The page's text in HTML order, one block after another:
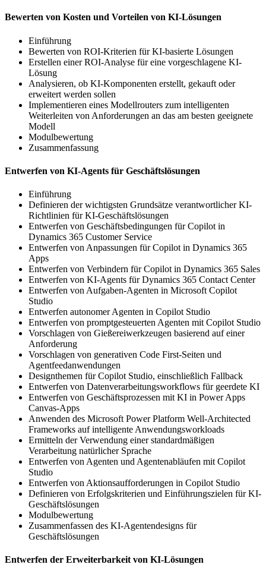
Bewerten von Kosten und Vorteilen von KI-Lösungen
Einführung
Bewerten von ROI-Kriterien für KI-basierte Lösungen
Erstellen einer ROI-Analyse für eine vorgeschlagene KI-
Lösung
Analysieren, ob KI-Komponenten erstellt, gekauft oder
erweitert werden sollen
Implementieren eines Modellrouters zum intelligenten
Weiterleiten von Anforderungen an das am besten geeignete
Modell
Modulbewertung
Zusammenfassung
Entwerfen von KI-Agents für Geschäftslösungen
Einführung
Definieren der wichtigsten Grundsätze verantwortlicher KI-
Richtlinien für KI-Geschäftslösungen
Entwerfen von Geschäftsbedingungen für Copilot in
Dynamics 365 Customer Service
Entwerfen von Anpassungen für Copilot in Dynamics 365
Apps
Entwerfen von Verbindern für Copilot in Dynamics 365 Sales
Entwerfen von KI-Agents für Dynamics 365 Contact Center
Entwerfen von Aufgaben-Agenten in Microsoft Copilot
Studio
Entwerfen autonomer Agenten in Copilot Studio
Entwerfen von promptgesteuerten Agenten mit Copilot Studio
Vorschlagen von Gießereiwerkzeugen basierend auf einer
Anforderung
Vorschlagen von generativen Code First-Seiten und
Agentfeedanwendungen
Designthemen für Copilot Studio, einschließlich Fallback
Entwerfen von Datenverarbeitungsworkflows für geerdete KI
Entwerfen von Geschäftsprozessen mit KI in Power Apps
Canvas-Apps
Anwenden des Microsoft Power Platform Well-Architected
Frameworks auf intelligente Anwendungsworkloads
Ermitteln der Verwendung einer standardmäßigen
Verarbeitung natürlicher Sprache
Entwerfen von Agenten und Agentenabläufen mit Copilot
Studio
Entwerfen von Aktionsaufforderungen in Copilot Studio
Definieren von Erfolgskriterien und Einführungszielen für KI-
Geschäftslösungen
Modulbewertung
Zusammenfassen des KI-Agentendesigns für
Geschäftslösungen
Entwerfen der Erweiterbarkeit von KI-Lösungen